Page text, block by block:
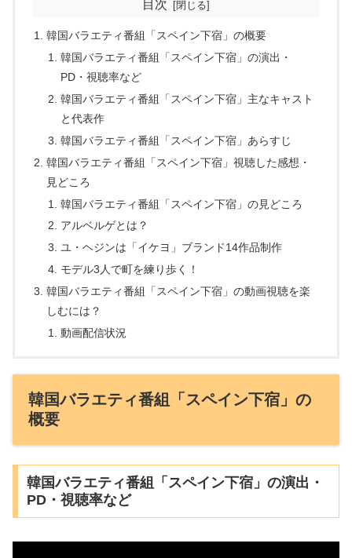
目次
韓国バラエティ番組「スペイン下宿」の概要
韓国バラエティ番組「スペイン下宿」の演出・
PD・視聴率など
韓国バラエティ番組「スペイン下宿」主なキャスト
と代表作
韓国バラエティ番組「スペイン下宿」あらすじ
韓国バラエティ番組「スペイン下宿」視聴した感想・
見どころ
韓国バラエティ番組「スペイン下宿」の見どころ
アルベルゲとは？
ユ・ヘジンは「イケヨ」ブランド14作品制作
モデル3人で町を練り歩く！
韓国バラエティ番組「スペイン下宿」の動画視聴を楽
しむには？
動画配信状況
韓国バラエティ番組「スペイン下宿」の
概要
韓国バラエティ番組「スペイン下宿」の演出・
PD・視聴率など